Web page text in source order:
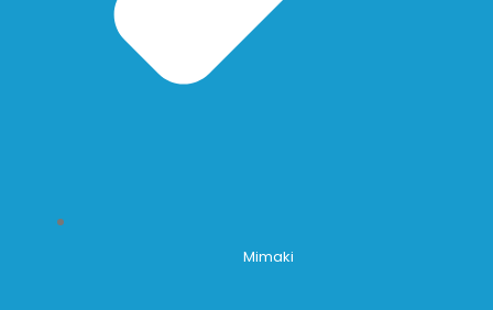
Mimaki